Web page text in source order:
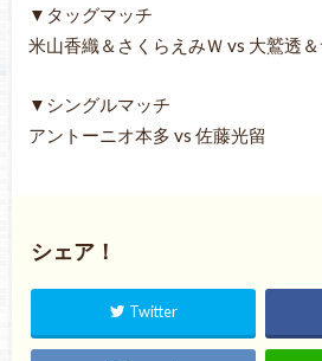
▼タッグマッチ
米山香織＆さくらえみＷ vs 大鷲透
▼シングルマッチ
アントーニオ本多 vs 佐藤光留
シェア！
Twitter